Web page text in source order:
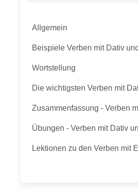
Allgemein
Beispiele Verben mit Dativ
Wortstellung
Die wichtigsten Verben mit
Zusammenfassung - Verben
Übungen - Verben mit Dativ
Lektionen zu den Verben mit